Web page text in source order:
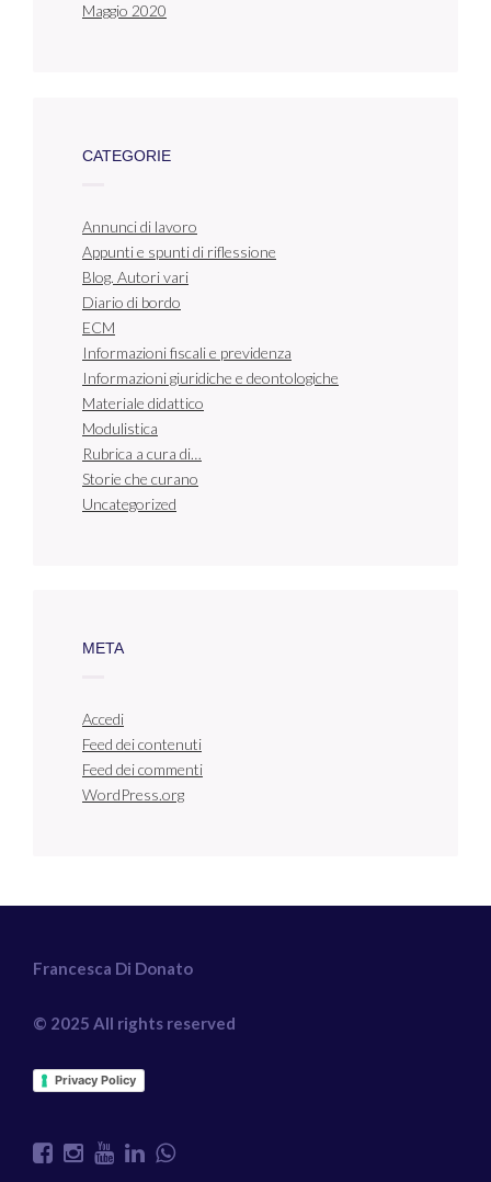
Maggio 2020
CATEGORIE
Annunci di lavoro
Appunti e spunti di riflessione
Blog. Autori vari
Diario di bordo
ECM
Informazioni fiscali e previdenza
Informazioni giuridiche e deontologiche
Materiale didattico
Modulistica
Rubrica a cura di…
Storie che curano
Uncategorized
META
Accedi
Feed dei contenuti
Feed dei commenti
WordPress.org
Francesca Di Donato
© 2025 All rights reserved
Privacy Policy